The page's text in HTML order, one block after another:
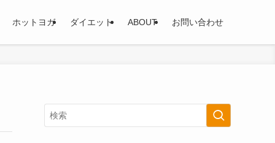
ホットヨガ ダイエット ABOUT お問い合わせ